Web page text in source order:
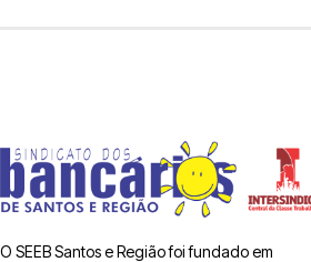
O SEEB Santos e Região foi fundado em